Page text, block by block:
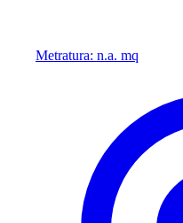
Metratura: n.a. mq